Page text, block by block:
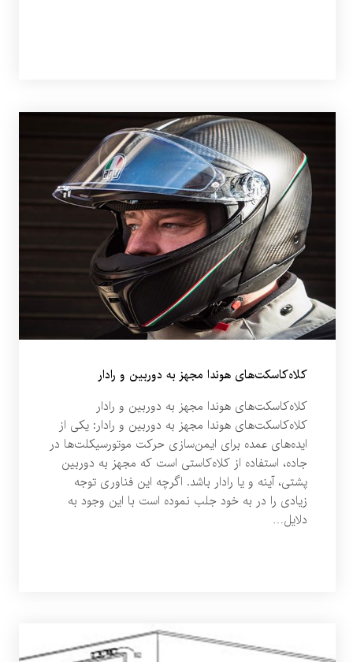
کلاه‌کاسکت‌های هوندا مجهز به دوربین و رادار
کلاه‌کاسکت‌های هوندا مجهز به دوربین و رادار
کلاه‌کاسکت‌های هوندا مجهز به دوربین و رادار: یکی از
ایده‌های عمده برای ایمن‌سازی حرکت موتورسیکلت‌ها در
جاده، استفاده از کلاه‌کاستی است که مجهز به دوربین
پشتی، آینه و یا رادار باشد. اگرچه این فناوری توجه
زیادی را در به خود جلب نموده است با این وجود به
دلایل…